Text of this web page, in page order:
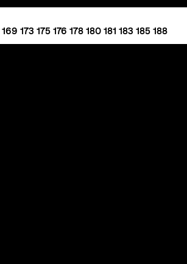
169 173 175 176 178 180 181 183 185 188